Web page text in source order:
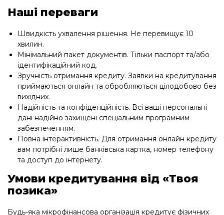
Наші переваги
Швидкість ухвалення рішення. Не перевищує 10
хвилин.
Мінімальний пакет документів. Тільки паспорт та/або
ідентифікаційний код.
Зручність отримання кредиту. Заявки на кредитування
приймаються онлайн та обробляються цілодобово без
вихідних.
Надійність та конфіденційність. Всі ваші персональні
дані надійно захищені спеціальним програмним
забезпеченням.
Повна інтерактивність. Для отримання онлайн кредиту
вам потрібні лише банківська картка, номер телефону
та доступ до інтернету.
Умови кредитування від «Твоя
позика»
Будь-яка мікрофінансова організація кредитує фізичних